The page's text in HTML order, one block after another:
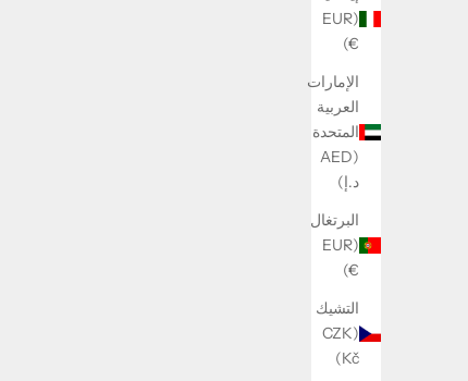
(EUR
€)
الإمارات
العربية
المتحدة
(AED
د.إ)
البرتغال
(EUR
€)
التشيك
(CZK
Kč)